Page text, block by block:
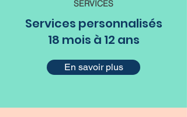
SERVICES
Services personnalisés
18 mois à 12 ans
En savoir plus